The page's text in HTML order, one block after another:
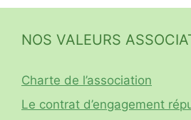
NOS VALEURS
Charte de l’association
Le contrat d’engagement